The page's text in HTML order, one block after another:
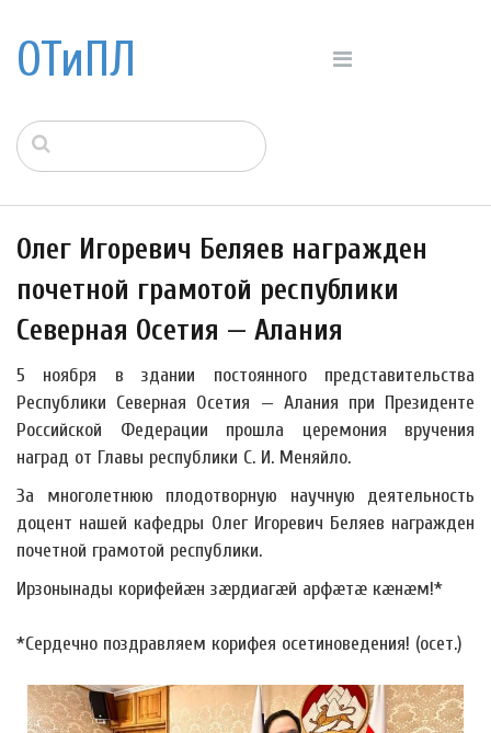
ОТиПЛ
Олег Игоревич Беляев награжден
почетной грамотой республики
Северная Осетия — Алания
5 ноября в здании постоянного представительства
Республики Северная Осетия — Алания при Президенте
Российской Федерации прошла церемония вручения
наград от Главы республики С. И. Меняйло.
За многолетнюю плодотворную научную деятельность
доцент нашей кафедры Олег Игоревич Беляев награжден
почетной грамотой республики.
Ирзонынады корифейæн зæрдиагæй арфæтæ кæнæм!*
*Сердечно поздравляем корифея осетиноведения! (осет.)